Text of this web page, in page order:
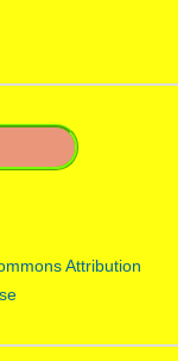
Attribution